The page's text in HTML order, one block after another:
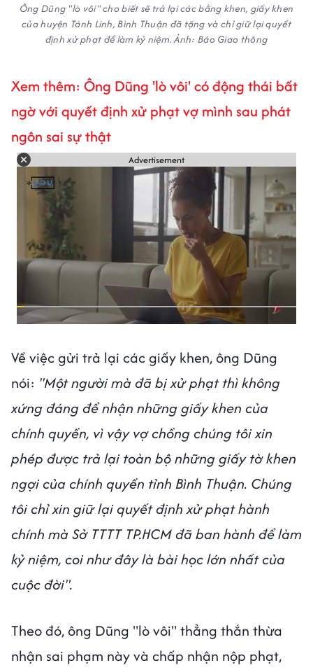
Ông Dũng "lò vôi" cho biết sẽ trả lại các bằng khen, giấy khen
của huyện Tánh Linh, Bình Thuận đã tặng và chỉ giữ lại quyết
định xử phạt để làm kỷ niệm. Ảnh: Báo Giao thông
Xem thêm: Ông Dũng 'lò vôi' có động thái bất
ngờ với quyết định xử phạt vợ mình sau phát
ngôn sai sự thật
Advertisement
Về việc gửi trả lại các giấy khen, ông Dũng
nói: "Một người mà đã bị xử phạt thì không
xứng đáng để nhận những giấy khen của
chính quyền, vì vậy vợ chồng chúng tôi xin
phép được trả lại toàn bộ những giấy tờ khen
ngợi của chính quyền tỉnh Bình Thuận. Chúng
tôi chỉ xin giữ lại quyết định xử phạt hành
chính mà Sở TTTT TP.HCM đã ban hành để làm
kỷ niệm, coi như đây là bài học lớn nhất của
cuộc đời".
Theo đó, ông Dũng "lò vôi" thẳng thắn thừa
nhận sai phạm này và chấp nhận nộp phạt,